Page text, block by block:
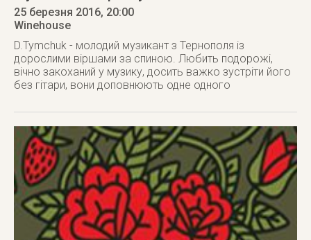
25 березня 2016, 20:00
Winehouse
D.Tymchuk - молодий музикант з Тернополя із
дорослими віршами за спиною. Любить подорожі,
вічно закоханий у музику, досить важко зустріти його
без гітари, вони доповнюють одне одного